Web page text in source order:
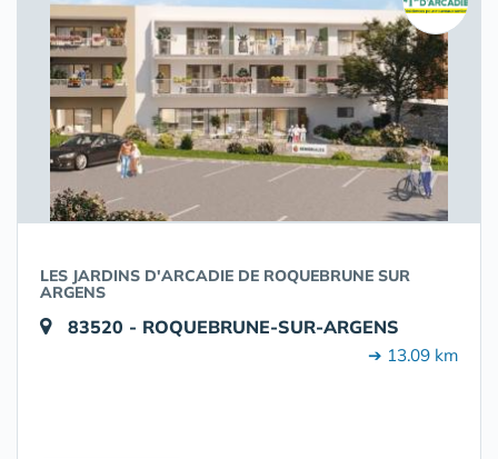
LES JARDINS D'ARCADIE DE ROQUEBRUNE SUR
ARGENS
83520 - ROQUEBRUNE-SUR-ARGENS
➔ 13.09 km